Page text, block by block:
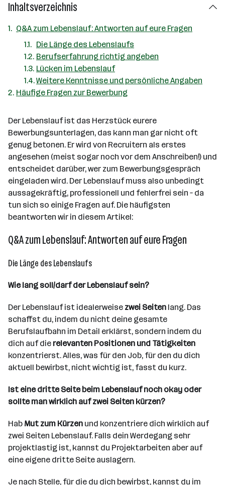
Inhaltsverzeichnis
Q&A zum Lebenslauf: Antworten auf eure Fragen
Die Länge des Lebenslaufs
Berufserfahrung richtig angeben
Lücken im Lebenslauf
Weitere Kenntnisse und persönliche Angaben
Häufige Fragen zur Bewerbung
Der Lebenslauf ist das Herzstück eurere
Bewerbungsunterlagen, das kann man gar nicht oft
genug betonen. Er wird von Recruitern als erstes
angesehen (meist sogar noch vor dem Anschreiben!) und
entscheidet darüber, wer zum Bewerbungsgespräch
eingeladen wird. Der Lebenslauf muss also unbedingt
aussagekräftig, professionell und fehlerfrei sein – da
tun sich so einige Fragen auf. Die häufigsten
beantworten wir in diesem Artikel:
Q&A zum Lebenslauf: Antworten auf eure Fragen
Die Länge des Lebenslaufs
Wie lang soll/darf der Lebenslauf sein?
Der Lebenslauf ist idealerweise zwei Seiten lang. Das
schaffst du, indem du nicht deine gesamte
Berufslaufbahn im Detail erklärst, sondern indem du
dich auf die relevanten Positionen und Tätigkeiten
konzentrierst. Alles, was für den Job, für den du dich
aktuell bewirbst, nicht wichtig ist, fasst du kurz.
Ist eine dritte Seite beim Lebenslauf noch okay oder
sollte man wirklich auf zwei Seiten kürzen?
Hab Mut zum Kürzen und konzentriere dich wirklich auf
zwei Seiten Lebenslauf. Falls dein Werdegang sehr
projektlastig ist, kannst du Projektarbeiten aber auf
eine eigene dritte Seite auslagern.
Je nach Stelle, für die du dich bewirbst, kannst du im